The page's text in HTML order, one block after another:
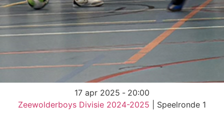
17 apr 2025 - 20:00
Zeewolderboys Divisie 2024-2025
| Speelronde 1